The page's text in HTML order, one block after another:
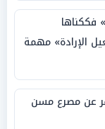
فككناها
الإرادة» مهمة
عن مصرع مسن